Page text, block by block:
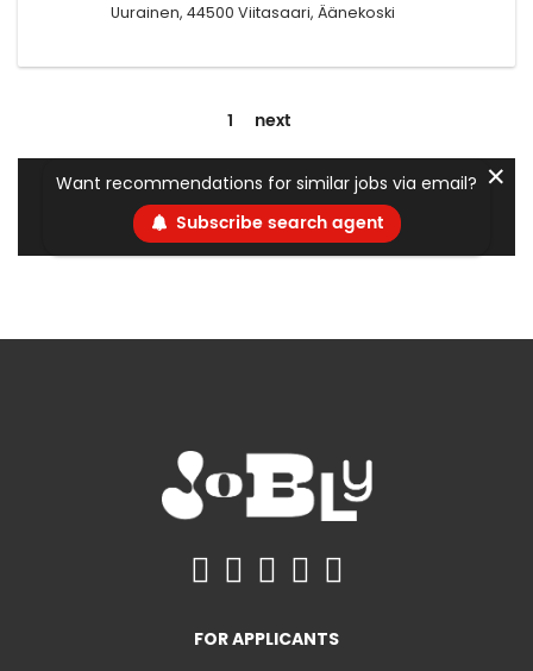
Uurainen, 44500 Viitasaari, Äänekoski
1 next
Want recommendations for similar jobs via email?
Subscribe search agent
✕
FOR APPLICANTS